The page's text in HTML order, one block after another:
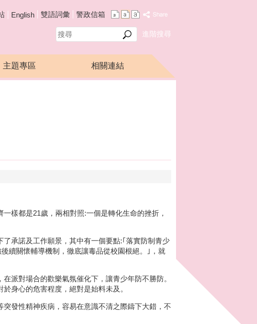
English 雙語詞彙 警政信箱
搜
尋
進階搜尋
主題專區 相關連結
樣都是21歲，兩相對照:一個是轉化生命的挫折，
承諾及工作願景，其中有一個要點:｢落實防制青少
續關懷輔導機制，徹底讓毒品從校園根絕。｣，就
派對場合的歡樂氣氛催化下，讓青少年防不勝防。
身心的危害程度，絕對是始料未及。
發性精神疾病，容易在意識不清之際鑄下大錯，不